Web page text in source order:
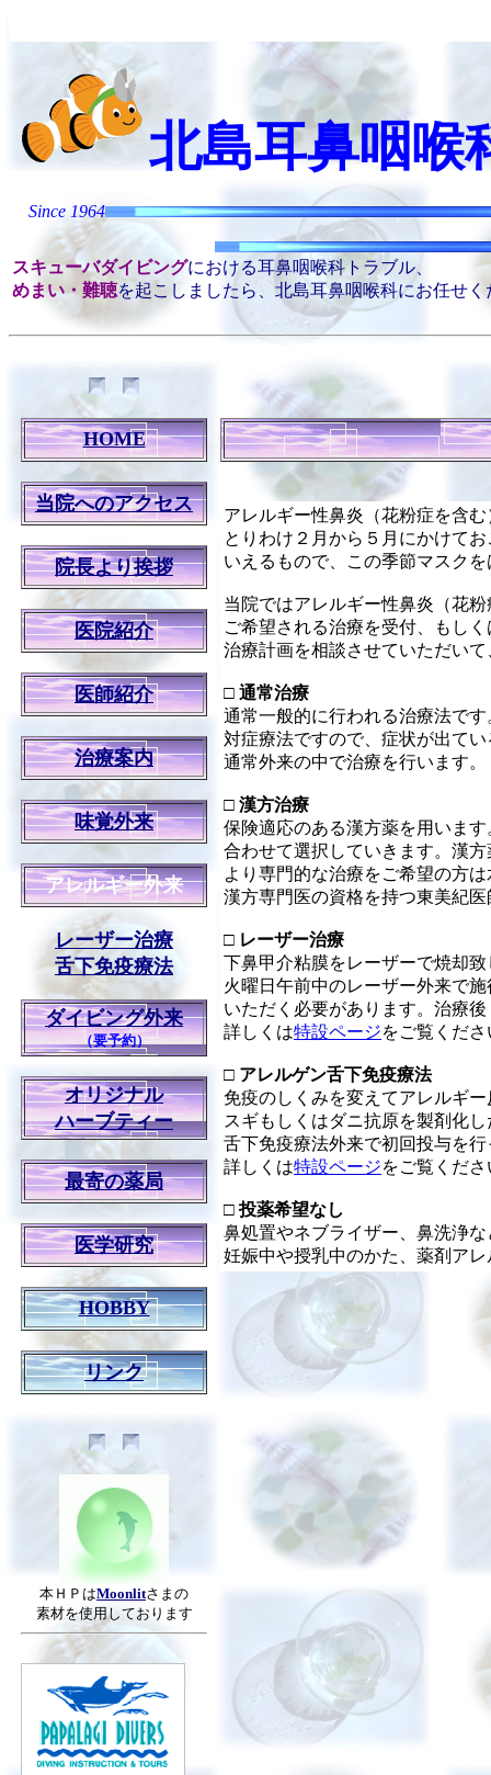
北島耳鼻咽喉
Since 1964
スキューバダイビングにおける耳鼻咽喉科トラブル、
めまい・難聴を起こしましたら、北島耳鼻咽喉科にお任せく
HOME
当院へのアクセス
院長より挨拶
医院紹介
医師紹介
治療案内
味覚外来
アレルギー外来
レーザー治療
舌下免疫療法
ダイビング外来
（要予約）
オリジナル
ハーブティー
最寄の薬局
医学研究
HOBBY
リンク
本ＨＰはMoonlitさまの
素材を使用しております
アレルギー性鼻炎（花粉症を含
とりわけ２月から５月にかけて
いえるもので、この季節マスク
当院ではアレルギー性鼻炎（花
ご希望される治療を受付、もし
治療計画を相談させていただい
□ 通常治療
通常一般的に行われる治療法で
対症療法ですので、症状が出て
通常外来の中で治療を行います。
□ 漢方治療
保険適応のある漢方薬を用いま
合わせて選択していきます。漢
より専門的な治療をご希望の方
漢方専門医の資格を持つ東美紀
□ レーザー治療
下鼻甲介粘膜をレーザーで焼却
火曜日午前中のレーザー外来で
いただく必要があります。治療
詳しくは特設ページをご覧くださ
□ アレルゲン舌下免疫療法
免疫のしくみを変えてアレルギ
スギもしくはダニ抗原を製剤化
舌下免疫療法外来で初回投与を
詳しくは特設ページをご覧くださ
□投薬希望なし
鼻処置やネブライザー、鼻洗浄
妊娠中や授乳中のかた、薬剤ア